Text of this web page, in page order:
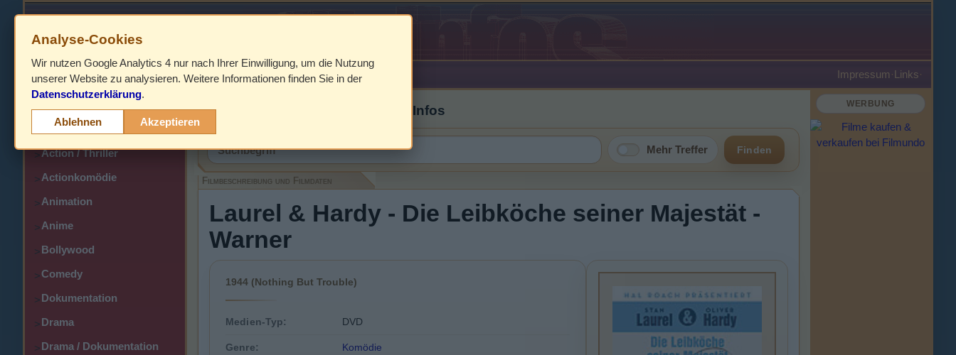
HOME Impressum ·Links·
>
> Action
>Action / Thriller
>Actionkomödie
>Animation
>Anime
>Bollywood
>Comedy
>Dokumentation
>Drama
>Drama / Dokumentation
Filmbeschreibung, Cover & DVD Infos
Mehr Treffer Finden
Filmbeschreibung und Filmdaten
Laurel & Hardy - Die Leibköche seiner Majestät -
Warner
1944 (Nothing But Trouble)
Medien-Typ: DVD
Genre: Komödie
WERBUNG
Analyse-Cookies
Wir nutzen Google Analytics 4 nur nach Ihrer Einwilligung, um die Nutzung
unserer Website zu analysieren. Weitere Informationen finden Sie in der
Datenschutzerklärung.
Ablehnen Akzeptieren